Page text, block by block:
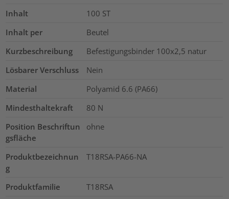
Inhalt 100 ST
Inhalt per
Beutel
Kurzbeschreibung
Befestigungsbinder 100x2,5 natur
Lösbarer Verschluss
Nein
Material
Polyamid 6.6 (PA66)
Mindesthaltekraft
80 N
Position Beschriftun
gsfläche
ohne
Produktbezeichnun
g
T18RSA-PA66-NA
Produktfamilie
T18RSA